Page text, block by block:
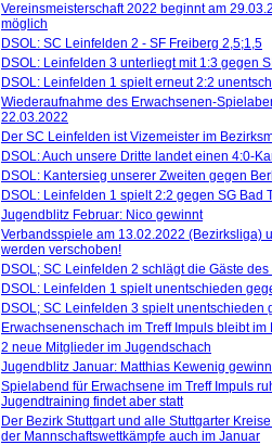
Vereinsmeisterschaft 2022 beginnt am
möglich
DSOL: SC Leinfelden 2 - SF Freiberg 2,5;1,5
DSOL: Leinfelden 3 unterliegt mit 1:3 gegen
DSOL: Leinfelden 1 spielt erneut 2:2
Wiederaufnahme des Erwachsenen-
22.03.2022
Der SC Leinfelden ist Vizemeister im
DSOL: Auch unsere Dritte landet einen 4:0-
DSOL: Kantersieg unserer Zweiten gegen
DSOL: Leinfelden 1 spielt 2:2 gegen SG Bad
Jugendblitz Februar: Nico gewinnt
Verbandsspiele am 13.02.2022 (Bezirksliga)
werden verschoben!
DSOL; SC Leinfelden 2 schlägt die Gäste
DSOL: Leinfelden 1 spielt unentschieden
DSOL; SC Leinfelden 3 spielt unentschieden
Erwachsenenschach im Treff Impuls bleibt
2 neue Mitglieder im Jugendschach
Jugendblitz Januar: Matthias Kewenig
Spielabend für Erwachsene im Treff Impuls
Jugendtraining findet aber statt
Der Bezirk Stuttgart und alle Stuttgarter
der Mannschaftswettkämpfe auch im Januar